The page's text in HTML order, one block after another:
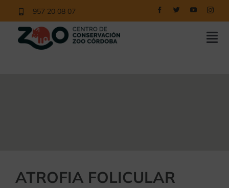
contenido
957 20 08 07
CONTACTO
ATROFIA FOLICULAR